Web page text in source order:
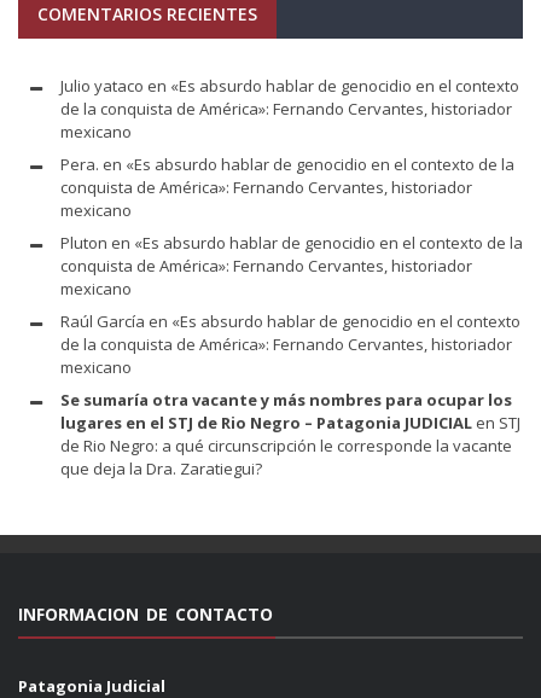
COMENTARIOS RECIENTES
Julio yataco en «Es absurdo hablar de genocidio en el contexto
de la conquista de América»: Fernando Cervantes, historiador
mexicano
Pera. en «Es absurdo hablar de genocidio en el contexto de la
conquista de América»: Fernando Cervantes, historiador
mexicano
Pluton en «Es absurdo hablar de genocidio en el contexto de la
conquista de América»: Fernando Cervantes, historiador
mexicano
Raúl García en «Es absurdo hablar de genocidio en el contexto
de la conquista de América»: Fernando Cervantes, historiador
mexicano
Se sumaría otra vacante y más nombres para ocupar los
lugares en el STJ de Rio Negro – Patagonia JUDICIAL en STJ
de Rio Negro: a qué circunscripción le corresponde la vacante
que deja la Dra. Zaratiegui?
INFORMACION DE CONTACTO
Patagonia Judicial